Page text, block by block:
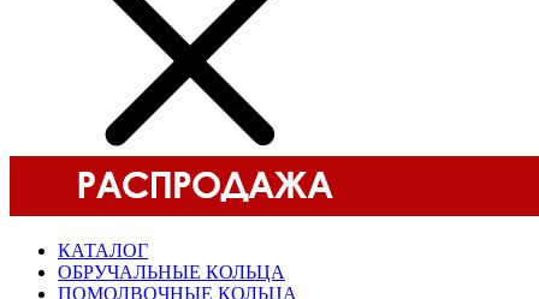
КАТАЛОГ
ОБРУЧАЛЬНЫЕ КОЛЬЦА
ПОМОЛВОЧНЫЕ КОЛЬЦА